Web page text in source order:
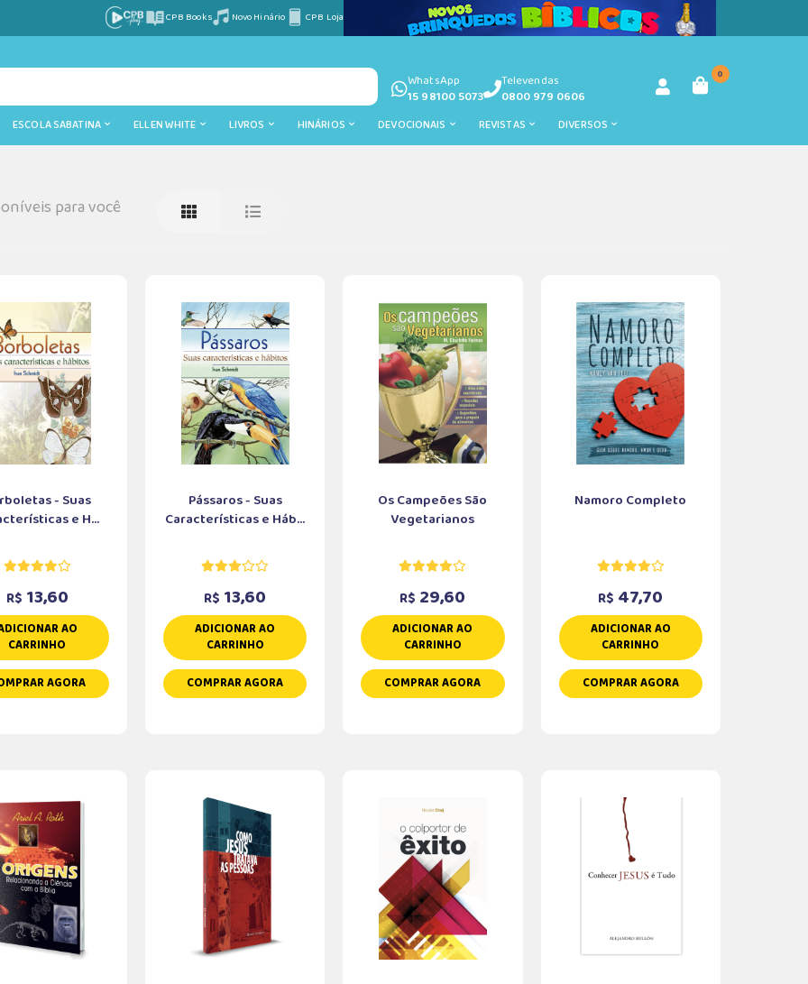
CPB Books Novo Hinário CPB Loja
WhatsApp
15 98100 5073
Televendas
0800 979 0606
0
ESCOLA SABATINA ELLEN WHITE LIVROS HINÁRIOS DEVOCIONAIS REVISTAS DIVERSOS
para você
- Suas
e H...
R$ 13,60
AO
CARRINHO
AGORA
Pássaros - Suas
Características e Háb...
R$ 13,60
ADICIONAR AO
CARRINHO
COMPRAR AGORA
Os Campeões São
Vegetarianos
R$ 29,60
ADICIONAR AO
CARRINHO
COMPRAR AGORA
Namoro Completo
R$ 47,70
ADICIONAR AO
CARRINHO
COMPRAR AGORA